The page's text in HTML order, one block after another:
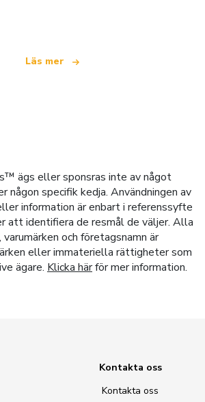
Läs mer
ägs eller sponsras inte av något
specifik kedja. Användningen av
information är enbart i referenssyfte
att identifiera de resmål de väljer. Alla
varumärken och företagsnamn är
eller immateriella rättigheter som
ägare. Klicka härför mer information.
Kontakta oss
Kontakta oss